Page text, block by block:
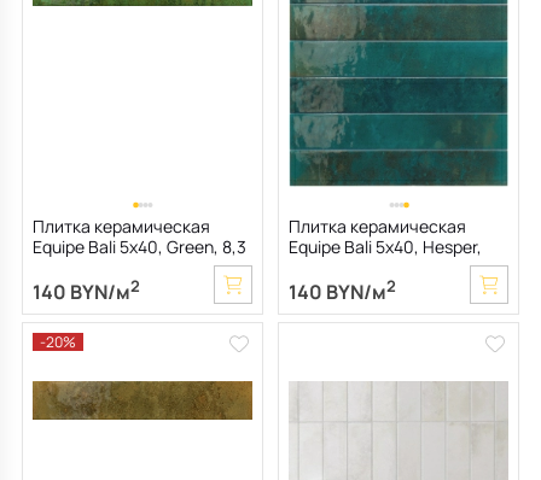
Плитка керамическая
Equipe Bali 5х40, Green, 8,3
140 BYN/м2
Плитка керамическая
Equipe Bali 5х40, Hesper,
140 BYN/м2
-20%